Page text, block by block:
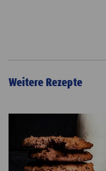
Weitere Rezepte